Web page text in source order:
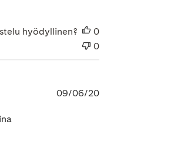
hyödyllinen?
0
0
09/06/20